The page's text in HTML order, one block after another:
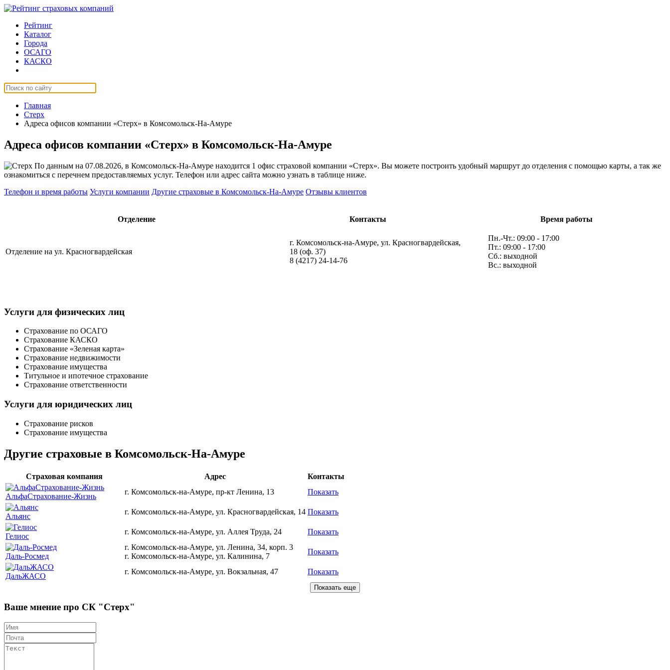
Рейтинг
Каталог
Города
ОСАГО
КАСКО
Главная
Стерх
Адреса офисов компании «Стерх» в Комсомольск-На-Амуре
Адреса офисов компании «Стерх» в Комсомольск-На-Амуре
По данным на 07.08.2026, в Комсомольск-На-Амуре находится 1 офис страховой компании «Стерх». Вы можете построить удобный маршрут до отделения с помощью карты, а так же
ознакомиться с перечнем предоставляемых услуг. Телефон или адрес сайта можно узнать в таблице ниже.
Телефон и время работы Услуги компании Другие страховые в Комсомольск-На-Амуре Отзывы клиентов
Отделение Контакты Время работы
Отделение на ул. Красногвардейская
г. Комсомольск-на-Амуре, ул. Красногвардейская,
18 (оф. 37)
8 (4217) 24-14-76
Пн.-Чт.: 09:00 - 17:00
Пт.: 09:00 - 17:00
Сб.: выходной
Вс.: выходной
Услуги для физических лиц
Страхование по ОСАГО
Страхование КАСКО
Страхование «Зеленая карта»
Страхование недвижимости
Страхование имущества
Титульное и ипотечное страхование
Страхование ответственности
Услуги для юридических лиц
Страхование рисков
Страхование имущества
Другие страховые в Комсомольск-На-Амуре
Страховая компания Адрес Контакты
АльфаСтрахование-Жизнь
г. Комсомольск-на-Амуре, пр-кт Ленина, 13 Показать
Альянс
г. Комсомольск-на-Амуре, ул. Красногвардейская, 14 Показать
Гелиос
г. Комсомольск-на-Амуре, ул. Аллея Труда, 24 Показать
Даль-Росмед
г. Комсомольск-на-Амуре, ул. Ленина, 34, корп. 3
г. Комсомольск-на-Амуре, ул. Калинина, 7
Показать
ДальЖАСО
г. Комсомольск-на-Амуре, ул. Вокзальная, 47 Показать
Ваше мнение про СК "Стерх"